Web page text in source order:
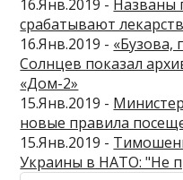
16.Янв.2019 - Названы
срабатывают
16.Янв.2019 - «Бузова,
Солнцев показал
«Дом-2»
15.Янв.2019 -
новые правила
15.Янв.2019 -
Украины в НАТО: "Не